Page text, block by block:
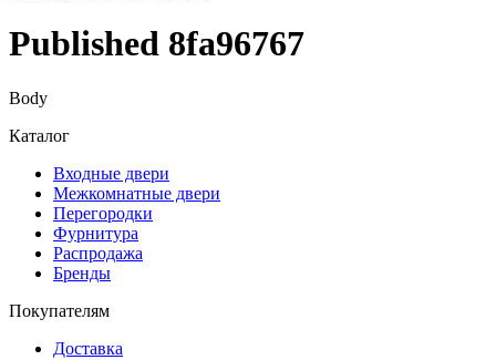
Published 8fa96767
Body
Каталог
Входные двери
Межкомнатные двери
Перегородки
Фурнитура
Распродажа
Бренды
Покупателям
Доставка